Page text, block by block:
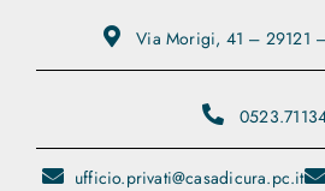
Via Morigi, 41 – 29121
ufficio.privati@casadicura.pc.it